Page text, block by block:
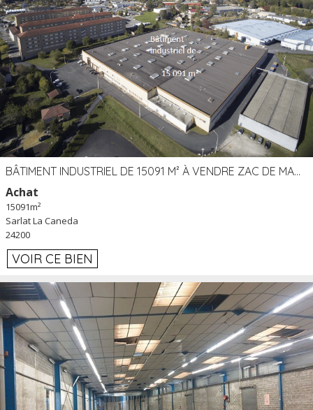
BÂTIMENT INDUSTRIEL DE 15091 M² À VENDRE ZAC DE MADRAZÈS À SARLAT (24)
Achat
15091m²
Sarlat La Caneda
24200
VOIR CE BIEN